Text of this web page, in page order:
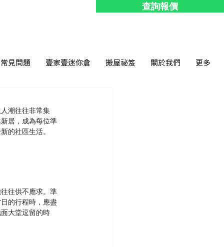
查詢報價
常見問題 壹家壹迷你倉 搬屋祕笈 關於我們 更多
潮往往非常集
居，成為每位準
的社區生活。
往供不應求。準
的行程時，應盡
大堂逗留的時